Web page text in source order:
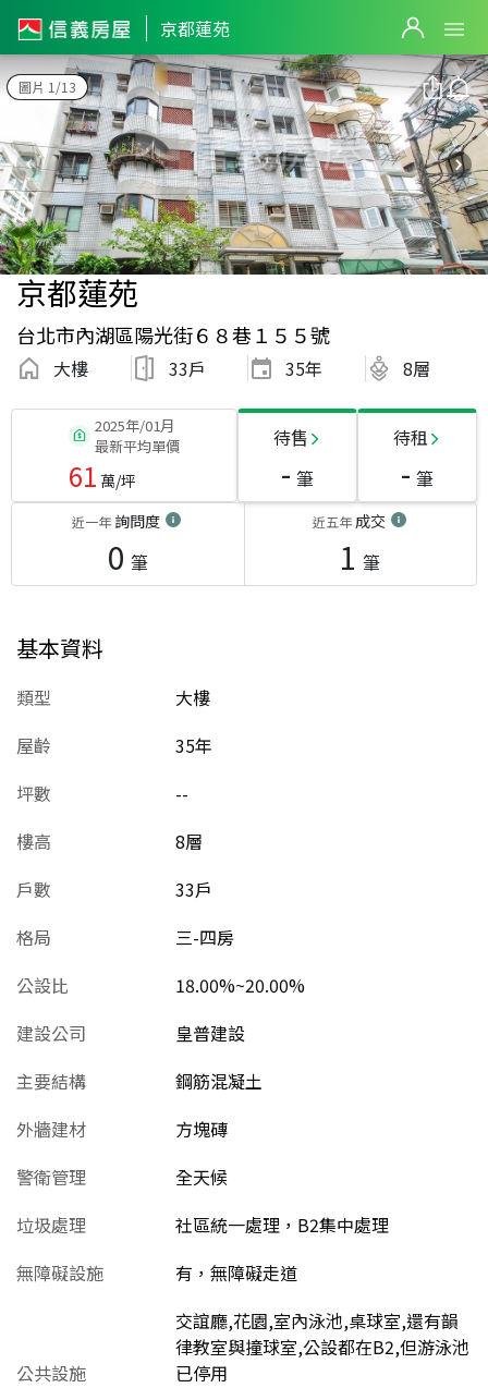
京都蓮苑
圖片 1/13
京都蓮苑
台北市內湖區陽光街６８巷１５５號
大樓 33戶 35年 8層
2025年/01月
最新平均單價
61 萬/坪
待售
- 筆
待租
- 筆
近一年詢問度
0 筆
近五年成交
1 筆
基本資料
類型
大樓
屋齡
35年
坪數
--
樓高
8層
戶數
33戶
格局
三-四房
公設比
18.00%~20.00%
建設公司
皇普建設
主要結構
鋼筋混凝土
外牆建材
方塊磚
警衛管理
全天候
垃圾處理
社區統一處理，B2集中處理
無障礙設施
有，無障礙走道
公共設施
交誼廳,花園,室內泳池,桌球室,還有韻
律教室與撞球室,公設都在B2,但游泳池
已停用